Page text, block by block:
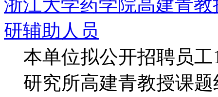
浙江大学药学院高建青
研辅助人员
本单位拟公开招聘员
研究所高建青教授课